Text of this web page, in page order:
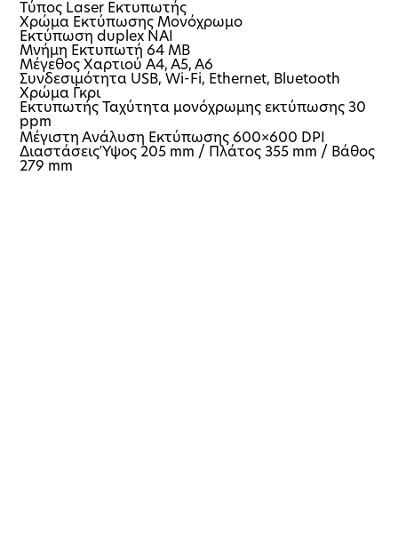
Τύπος Laser Εκτυπωτής
Χρώμα Εκτύπωσης Μονόχρωμο
Εκτύπωση duplex NAI
Μνήμη Εκτυπωτή 64 MB
Μέγεθος Χαρτιού A4, A5, A6
Συνδεσιμότητα USB, Wi-Fi, Ethernet, Bluetooth
Χρώμα Γκρι
Εκτυπωτής Ταχύτητα μονόχρωμης εκτύπωσης 30
ppm
Μέγιστη Ανάλυση Εκτύπωσης 600×600 DPI
Διαστάσεις Ύψος 205 mm / Πλάτος 355 mm / Βάθος
279 mm